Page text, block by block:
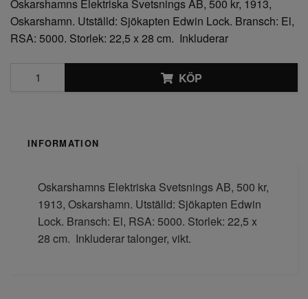
Oskarshamns Elektriska Svetsnings AB, 500 kr, 1913,
Oskarshamn. Utställd: Sjökapten Edwin Lock. Bransch: El,
RSA: 5000. Storlek: 22,5 x 28 cm. Inkluderar
KÖP
INFORMATION
Oskarshamns Elektriska Svetsnings AB, 500 kr,
1913, Oskarshamn. Utställd: Sjökapten Edwin
Lock. Bransch: El, RSA: 5000. Storlek: 22,5 x
28 cm. Inkluderar talonger, vikt.